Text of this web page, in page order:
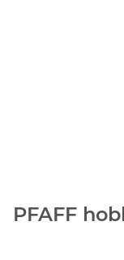
PFAFF